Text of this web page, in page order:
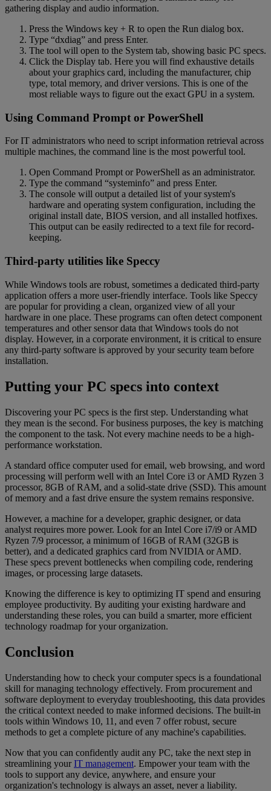
gathering display and audio information.
Press the Windows key + R to open the Run dialog box.
Type “dxdiag” and press Enter.
The tool will open to the System tab, showing basic PC specs.
Click the Display tab. Here you will find exhaustive details
about your graphics card, including the manufacturer, chip
type, total memory, and driver versions. This is one of the
most reliable ways to figure out the exact GPU in a system.
Using Command Prompt or PowerShell
For IT administrators who need to script information retrieval across
multiple machines, the command line is the most powerful tool.
Open Command Prompt or PowerShell as an administrator.
Type the command “systeminfo” and press Enter.
The console will output a detailed list of your system's
hardware and operating system configuration, including the
original install date, BIOS version, and all installed hotfixes.
This output can be easily redirected to a text file for record-
keeping.
Third-party utilities like Speccy
While Windows tools are robust, sometimes a dedicated third-party
application offers a more user-friendly interface. Tools like Speccy
are popular for providing a clean, organized view of all your
hardware in one place. These programs can often detect component
temperatures and other sensor data that Windows tools do not
display. However, in a corporate environment, it is critical to ensure
any third-party software is approved by your security team before
installation.
Putting your PC specs into context
Discovering your PC specs is the first step. Understanding what
they mean is the second. For business purposes, the key is matching
the component to the task. Not every machine needs to be a high-
performance workstation.
A standard office computer used for email, web browsing, and word
processing will perform well with an Intel Core i3 or AMD Ryzen 3
processor, 8GB of RAM, and a solid-state drive (SSD). This amount
of memory and a fast drive ensure the system remains responsive.
However, a machine for a developer, graphic designer, or data
analyst requires more power. Look for an Intel Core i7/i9 or AMD
Ryzen 7/9 processor, a minimum of 16GB of RAM (32GB is
better), and a dedicated graphics card from NVIDIA or AMD.
These specs prevent bottlenecks when compiling code, rendering
images, or processing large datasets.
Knowing the difference is key to optimizing IT spend and ensuring
employee productivity. By auditing your existing hardware and
understanding these roles, you can build a smarter, more efficient
technology roadmap for your organization.
Conclusion
Understanding how to check your computer specs is a foundational
skill for managing technology effectively. From procurement and
software deployment to everyday troubleshooting, this data provides
the critical context needed to make informed decisions. The built-in
tools within Windows 10, 11, and even 7 offer robust, secure
methods to get a complete picture of any machine's capabilities.
Now that you can confidently audit any PC, take the next step in
streamlining yourIT management. Empower your team with the
tools to support any device, anywhere, and ensure your
organization's technology is always an asset, never a liability.